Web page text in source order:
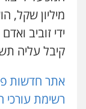
מיליון שקל,
ידי זוביב
קיבל עליה
אתר חדשות
רשימת עורכי